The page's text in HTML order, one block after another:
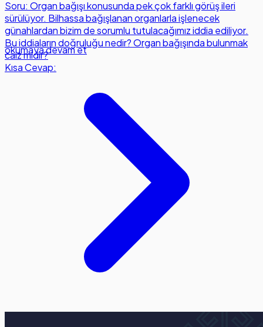
Soru: Organ bağışı konusunda pek çok farklı görüş ileri
sürülüyor. Bilhassa bağışlanan organlarla işlenecek
günahlardan bizim de sorumlu tutulacağımız iddia ediliyor.
Bu iddiaların doğruluğu nedir? Organ bağışında bulunmak
caiz midir?
Kısa Cevap:
okumaya devam et